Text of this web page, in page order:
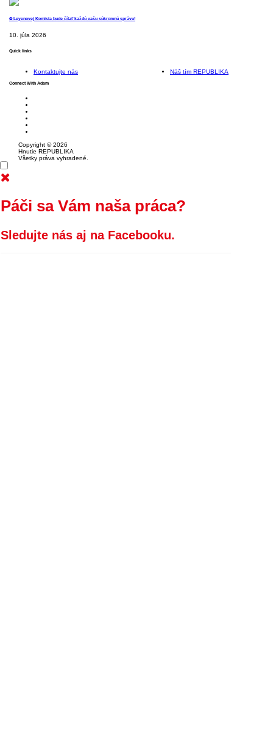
⛔️ Leyenovej Komisia bude čítať každú vašu súkromnú správu!
10. júla 2026
Quick links
Kontaktujte nás Náš tím REPUBLIKA
Connect With Adam
Copyright © 2026
Hnutie REPUBLIKA
Všetky práva vyhradené.
Páči sa Vám naša práca?
Sledujte nás aj na Facebooku.